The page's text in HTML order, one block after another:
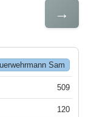
→
Sam
509
120